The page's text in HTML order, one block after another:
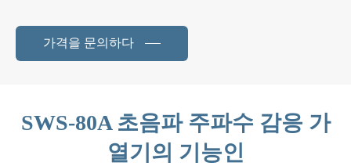
가격을 문의하다
SWS-80A 초음파 주파수 감응 가
열기의 기능인